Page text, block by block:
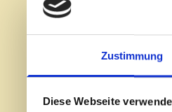
Zustimmung
Diese Webseite